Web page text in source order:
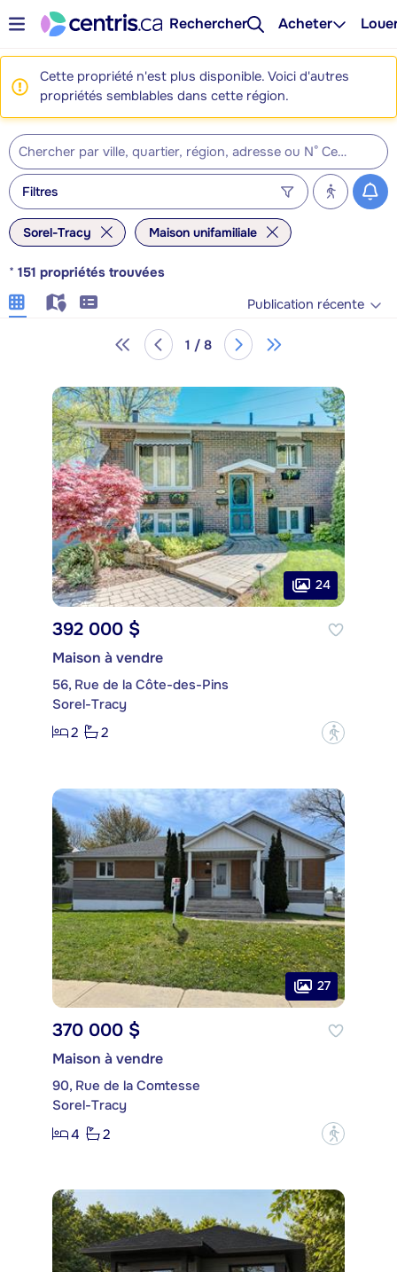
Rechercher Acheter
Cette propriété n'est plus disponible. Voici d'autres
propriétés semblables dans cette région.
Filtres
Sorel-Tracy Maison unifamiliale
* 151 propriétés trouvées
Publication récente
1 / 8
24
392 000 $
Maison à vendre
56, Rue de la Côte-des-Pins
Sorel-Tracy
2
2 ?
27
370 000 $
Maison à vendre
90, Rue de la Comtesse
Sorel-Tracy
4
2 ?